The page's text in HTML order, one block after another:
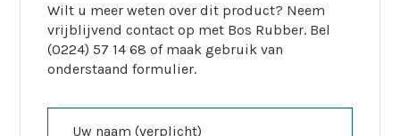
Wilt u meer weten over dit product? Neem
vrijblijvend contact op met Bos Rubber. Bel
(0224) 57 14 68 of maak gebruik van
onderstaand formulier.